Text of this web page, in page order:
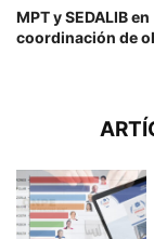
MPT y SEDALIB en
coordinación de